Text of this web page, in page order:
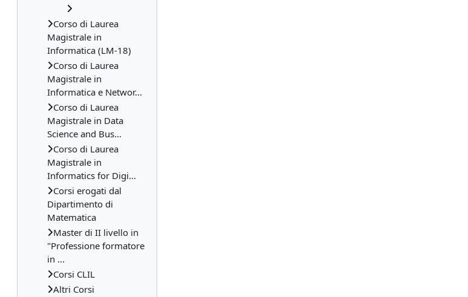
Corso di Laurea
Magistrale in
Informatica (LM-18)
Corso di Laurea
Magistrale in
Informatica e Networ...
Corso di Laurea
Magistrale in Data
Science and Bus...
Corso di Laurea
Magistrale in
Informatics for Digi...
Corsi erogati dal
Dipartimento di
Matematica
Master di II livello in
"Professione formatore
in ...
Corsi CLIL
Altri Corsi